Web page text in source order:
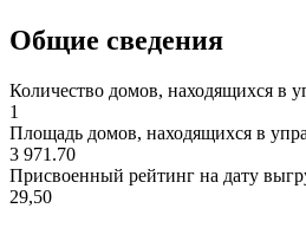
Общие сведения
Количество домов, находящихся в
1
Площадь домов, находящихся в
3 971.70
Присвоенный рейтинг на дату
29,50